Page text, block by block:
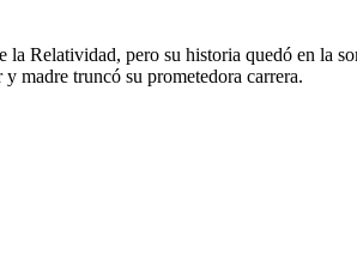
Relatividad, pero su historia quedó en la
madre truncó su prometedora carrera.